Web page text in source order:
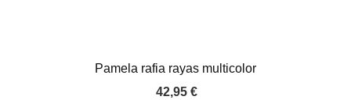
Pamela rafia rayas multicolor
42,95 €